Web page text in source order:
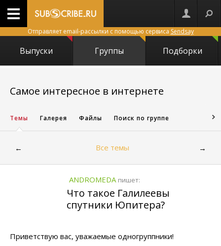
Отправляет email-рассылки с помощью сервиса Sendsay
Выпуски Группы Подборки
Самое интересное в интернете
Темы Галерея Файлы Поиск по группе
← Все темы →
ANDROMEDA пишет:
Что такое Галилеевы
спутники Юпитера?
Приветствую вас, уважаемые одногруппники!